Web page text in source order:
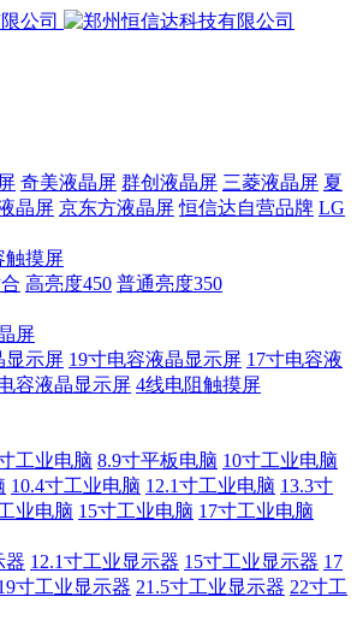
奇美液晶屏 群创液晶屏 三菱液晶屏 夏
晶屏 京东方液晶屏 恒信达自营品牌 LG
触摸屏
高亮度450 普通亮度350
屏
显示屏 19寸电容液晶显示屏 17寸电容液
容液晶显示屏 4线电阻触摸屏
工业电脑 8.9寸平板电脑 10寸工业电脑
10.4寸工业电脑 12.1寸工业电脑 13.3寸
业电脑 15寸工业电脑 17寸工业电脑
器 12.1寸工业显示器 15寸工业显示器 17
寸工业显示器 21.5寸工业显示器 22寸工